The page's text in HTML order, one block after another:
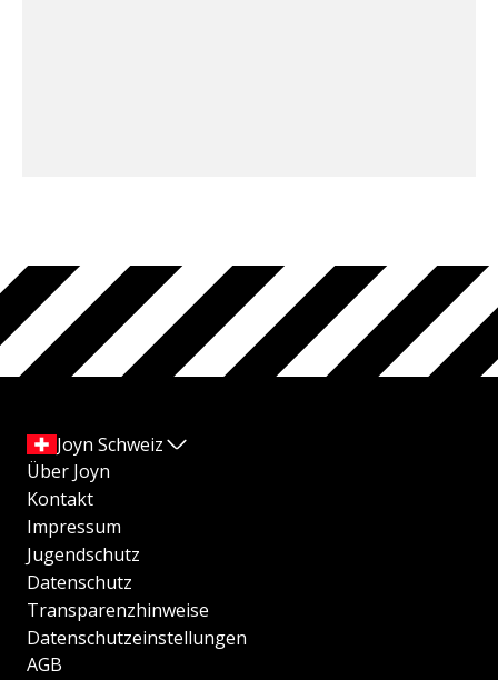
Joyn Schweiz
Über Joyn
Kontakt
Impressum
Jugendschutz
Datenschutz
Transparenzhinweise
Datenschutzeinstellungen
AGB